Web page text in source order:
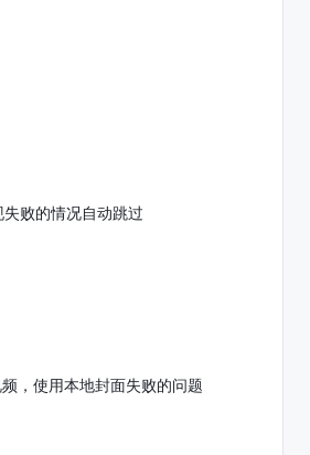
失败的情况自动跳过
，使用本地封面失败的问题